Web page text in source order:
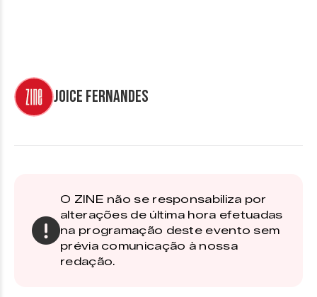
Joice Fernandes
O ZINE não se responsabiliza por
alterações de última hora efetuadas
na programação deste evento sem
prévia comunicação à nossa
redação.